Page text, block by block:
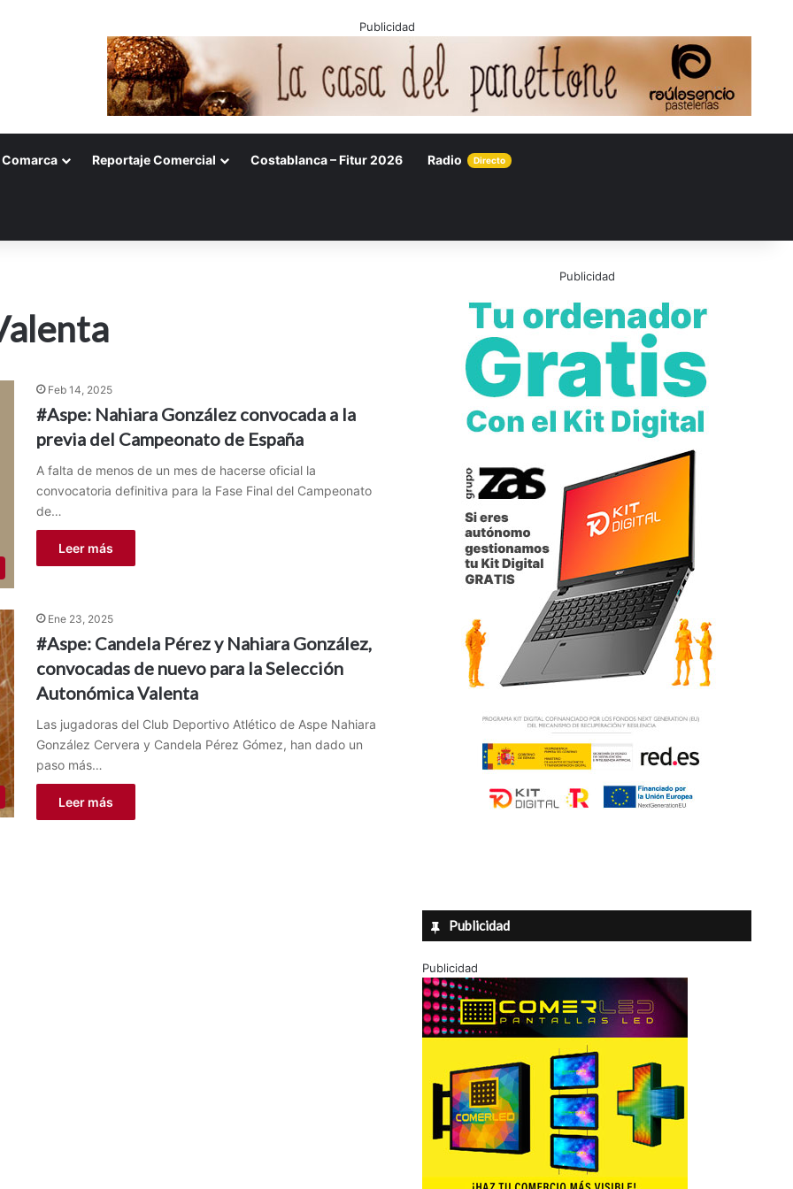
Publicidad
Comarca Reportaje Comercial Costablanca – Fitur 2026 Radio Directo
Feb 14, 2025
#Aspe: Nahiara González convocada a la
previa del Campeonato de España
A falta de menos de un mes de hacerse oficial la
convocatoria definitiva para la Fase Final del Campeonato
de…
Leer más
Ene 23, 2025
#Aspe: Candela Pérez y Nahiara González,
convocadas de nuevo para la Selección
Autonómica Valenta
Las jugadoras del Club Deportivo Atlético de Aspe Nahiara
González Cervera y Candela Pérez Gómez, han dado un
paso más…
Leer más
Publicidad
Publicidad
Publicidad